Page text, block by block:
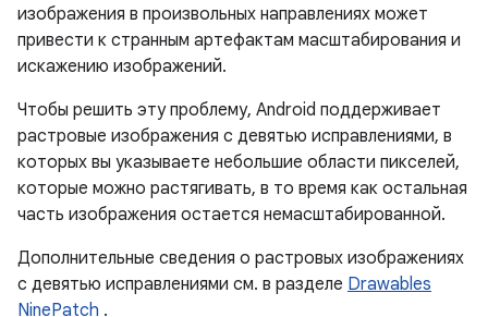
изображения в произвольных направлениях может
привести к странным артефактам масштабирования и
искажению изображений.
Чтобы решить эту проблему, Android поддерживает
растровые изображения с девятью исправлениями, в
которых вы указываете небольшие области пикселей,
которые можно растягивать, в то время как остальная
часть изображения остается немасштабированной.
Дополнительные сведения о растровых изображениях
с девятью исправлениями см. в разделе Drawables
NinePatch .